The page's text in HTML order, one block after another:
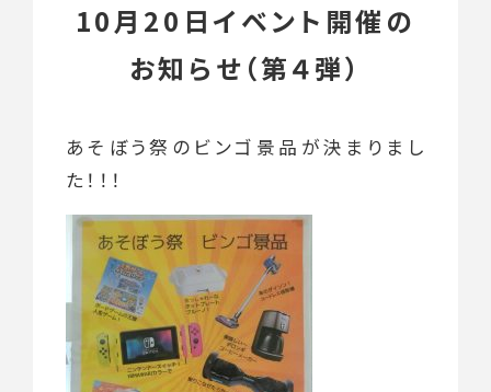
10月20日イベント開催の
お知らせ（第４弾）
あそぼう祭のビンゴ景品が決まりまし
た！！！